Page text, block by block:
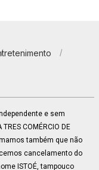
e sem
COMÉRCIO DE
também que não
cancelamento do
ISTOÉ, tampouco